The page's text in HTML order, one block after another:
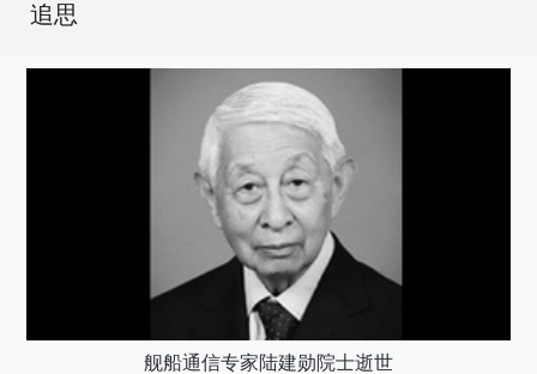
追思
舰船通信专家陆建勋院士逝世